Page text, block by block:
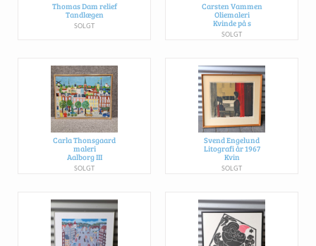
Thomas Dam relief
Tandlægen
SOLGT
Carsten Vammen
Oliemaleri
Kvinde på s
SOLGT
Carla Thonsgaard
maleri
Aalborg III
SOLGT
Svend Engelund
Litografi år 1967
Kvin
SOLGT